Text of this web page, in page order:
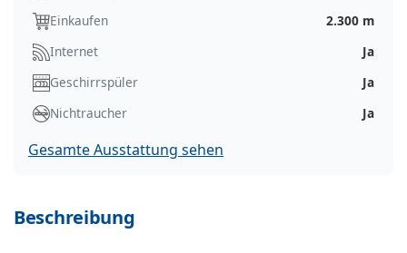
Einkaufen
2.300 m
Internet
Ja
Geschirrspüler
Ja
Nichtraucher
Ja
Gesamte Ausstattung sehen
Beschreibung